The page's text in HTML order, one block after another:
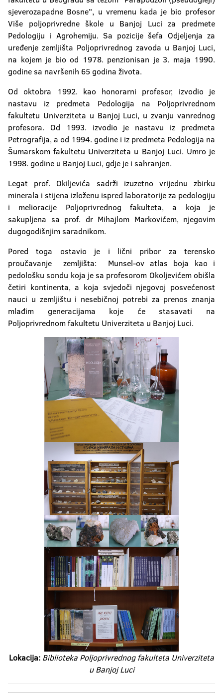
sjeverozapadne Bosne", u vremenu kada je bio profesor
Više poljoprivredne škole u Banjoj Luci za predmete
Pedologiju i Agrohemiju. Sa pozicije šefa Odjeljenja za
uređenje zemljišta Poljoprivrednog zavoda u Banjoj Luci,
na kojem je bio od 1978. penzionisan je 3. maja 1990.
godine sa navršenih 65 godina života.
Od oktobra 1992. kao honorarni profesor, izvodio je
nastavu iz predmeta Pedologija na Poljoprivrednom
fakultetu Univerziteta u Banjoj Luci, u zvanju vanrednog
profesora. Od 1993. izvodio je nastavu iz predmeta
Petrografija, a od 1994. godine i iz predmeta Pedologija na
Šumarskom fakultetu Univerziteta u Banjoj Luci. Umro je
1998. godine u Banjoj Luci, gdje je i sahranjen.
Legat prof. Okiljevića sadrži izuzetno vrijednu zbirku
minerala i stijena izloženu ispred laboratorije za pedologiju
i melioracije Poljoprivrednog fakulteta, a koja je
sakupljena sa prof. dr Mihajlom Markovićem, njegovim
dugogodišnjim saradnikom.
Pored toga ostavio je i lični pribor za terensko
proučavanje zemljišta: Munsel-ov atlas boja kao i
pedološku sondu koja je sa profesorom Okoljevićem obišla
četiri kontinenta, a koja svjedoči njegovoj posvećenost
nauci u zemljištu i nesebičnoj potrebi za prenos znanja
mlađim generacijama koje će stasavati na
Poljoprivrednom fakultetu Univerziteta u Banjoj Luci.
Lokacija: Biblioteka Poljoprivrednog fakulteta Univerziteta
u Banjoj Luci